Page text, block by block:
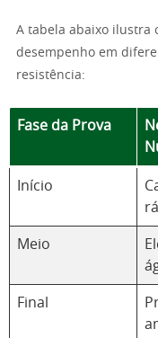
A tabela abaixo ilustra
desempenho em
resistência:
Fase da Prova
Início
Meio
Final